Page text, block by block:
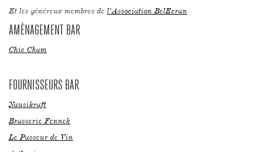
Et les généreux membres de l'Association BelEcran
AMÉNAGEMENT BAR
Chic Cham
FOURNISSEURS BAR
Nausikraft
Brasserie Fennek
Le Passeur de Vin